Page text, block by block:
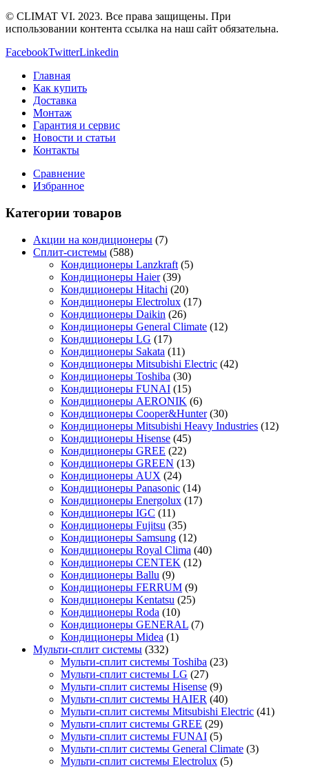
© CLIMAT VI. 2023. Все права защищены. При
использовании контента ссылка на наш сайт обязательна.
FacebookTwitterLinkedin
Главная
Как купить
Доставка
Монтаж
Гарантия и сервис
Новости и статьи
Контакты
Сравнение
Избранное
Категории товаров
Акции на кондиционеры (7)
Сплит-системы (588)
Кондиционеры Lanzkraft (5)
Кондиционеры Haier (39)
Кондиционеры Hitachi (20)
Кондиционеры Electrolux (17)
Кондиционеры Daikin (26)
Кондиционеры General Climate (12)
Кондиционеры LG (17)
Кондиционеры Sakata (11)
Кондиционеры Mitsubishi Electric (42)
Кондиционеры Toshiba (30)
Кондиционеры FUNAI (15)
Кондиционеры AERONIK (6)
Кондиционеры Cooper&Hunter (30)
Кондиционеры Mitsubishi Heavy Industries (12)
Кондиционеры Hisense (45)
Кондиционеры GREE (22)
Кондиционеры GREEN (13)
Кондиционеры AUX (24)
Кондиционеры Panasonic (14)
Кондиционеры Energolux (17)
Кондиционеры IGC (11)
Кондиционеры Fujitsu (35)
Кондиционеры Samsung (12)
Кондиционеры Royal Clima (40)
Кондиционеры CENTEK (12)
Кондиционеры Ballu (9)
Кондиционеры FERRUM (9)
Кондиционеры Kentatsu (25)
Кондиционеры Roda (10)
Кондиционеры GENERAL (7)
Кондиционеры Midea (1)
Мульти-сплит системы (332)
Мульти-сплит системы Toshiba (23)
Мульти-сплит системы LG (27)
Мульти-сплит системы Hisense (9)
Мульти-сплит системы HAIER (40)
Мульти-сплит системы Mitsubishi Electric (41)
Мульти-сплит системы GREE (29)
Мульти-сплит системы FUNAI (5)
Мульти-сплит системы General Climate (3)
Мульти-сплит системы Electrolux (5)